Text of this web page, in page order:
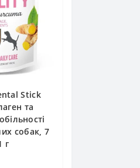
Stick
та
собак, 7
г